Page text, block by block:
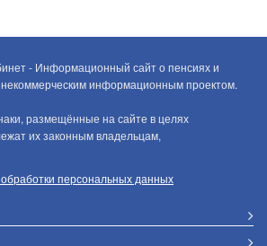
- Информационный сайт о пенсиях и
некоммерческим информационным проектом.
размещённые на сайте в целях
их законным владельцам,
персональных данных